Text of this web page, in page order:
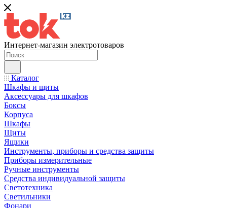
Интернет-магазин электротоваров
Каталог
Шкафы и щиты
Аксессуары для шкафов
Боксы
Корпуса
Шкафы
Щиты
Ящики
Инструменты, приборы и средства защиты
Приборы измерительные
Ручные инструменты
Средства индивидуальной защиты
Светотехника
Светильники
Фонари